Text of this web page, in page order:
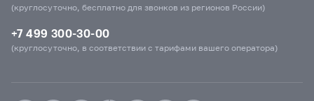
(круглосуточно, бесплатно для звонков из регионов России)
+7 499 300-30-00
(круглосуточно, в соответствии с тарифами вашего оператора)